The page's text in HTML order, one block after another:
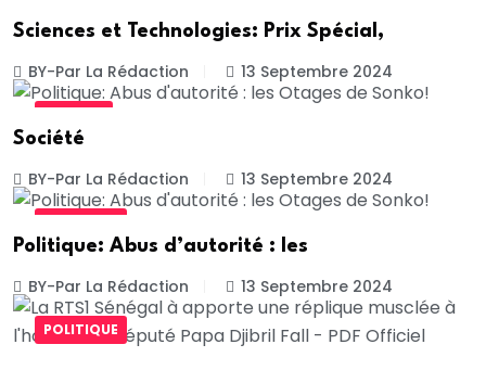
Sciences et Technologies: Prix Spécial,
BY-Par La Rédaction 13 Septembre 2024
Société
BY-Par La Rédaction 13 Septembre 2024
Politique: Abus d’autorité : les
BY-Par La Rédaction 13 Septembre 2024
POLITIQUE